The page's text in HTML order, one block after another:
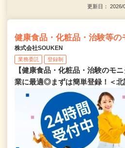
更新日：
健康食品・化粧品・治験等の
株式会社SOUKEN
業務委託 登録制
【健康食品・化粧品・治験のモ
業に最適◎まずは簡単登録！＜北